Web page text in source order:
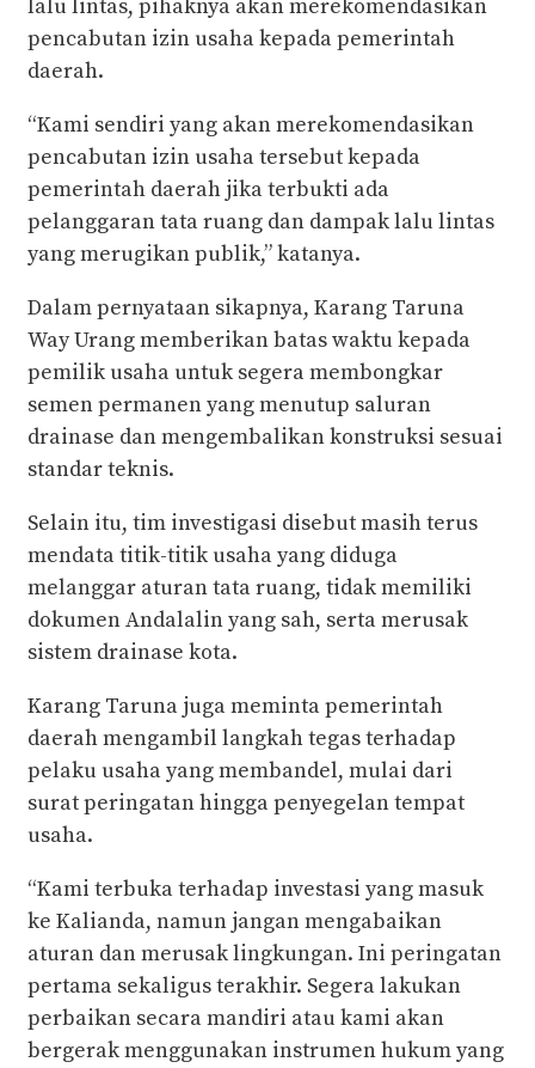
lalu lintas, pihaknya akan merekomendasikan
pencabutan izin usaha kepada pemerintah
daerah.
“Kami sendiri yang akan merekomendasikan
pencabutan izin usaha tersebut kepada
pemerintah daerah jika terbukti ada
pelanggaran tata ruang dan dampak lalu lintas
yang merugikan publik,” katanya.
Dalam pernyataan sikapnya, Karang Taruna
Way Urang memberikan batas waktu kepada
pemilik usaha untuk segera membongkar
semen permanen yang menutup saluran
drainase dan mengembalikan konstruksi sesuai
standar teknis.
Selain itu, tim investigasi disebut masih terus
mendata titik-titik usaha yang diduga
melanggar aturan tata ruang, tidak memiliki
dokumen Andalalin yang sah, serta merusak
sistem drainase kota.
Karang Taruna juga meminta pemerintah
daerah mengambil langkah tegas terhadap
pelaku usaha yang membandel, mulai dari
surat peringatan hingga penyegelan tempat
usaha.
“Kami terbuka terhadap investasi yang masuk
ke Kalianda, namun jangan mengabaikan
aturan dan merusak lingkungan. Ini peringatan
pertama sekaligus terakhir. Segera lakukan
perbaikan secara mandiri atau kami akan
bergerak menggunakan instrumen hukum yang